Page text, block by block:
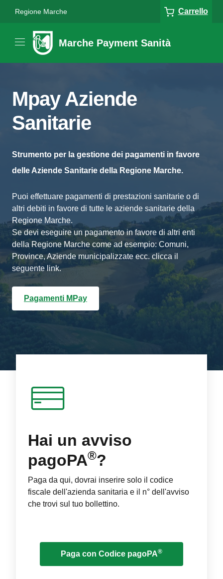
Regione Marche Carrello
Marche Payment Sanità
Mpay Aziende
Sanitarie
Strumento per la gestione dei pagamenti in favore
delle Aziende Sanitarie della Regione Marche.
Puoi effettuare pagamenti di prestazioni sanitarie o di
altri debiti in favore di tutte le aziende sanitarie della
Regione Marche.
Se devi eseguire un pagamento in favore di altri enti
della Regione Marche come ad esempio: Comuni,
Province, Aziende municipalizzate ecc. clicca il
seguente link.
Pagamenti MPay
Hai un avviso
pagoPA®?
Paga da qui, dovrai inserire solo il codice
fiscale dell'azienda sanitaria e il n° dell'avviso
che trovi sul tuo bollettino.
Paga con Codice pagoPA®